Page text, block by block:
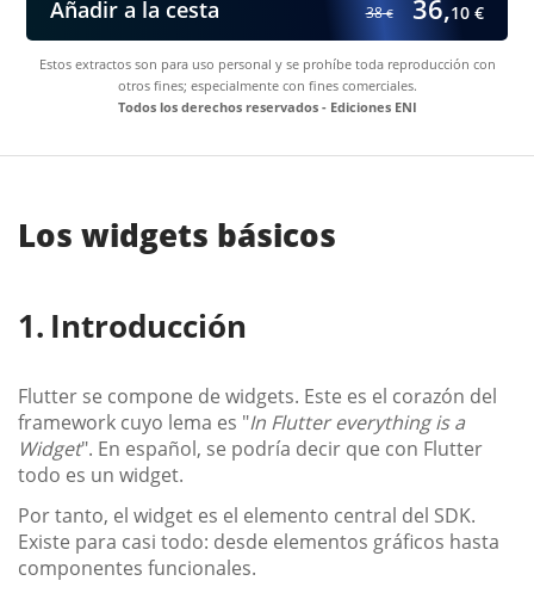
Añadir a la cesta 38€ 36,10 €
Estos extractos son para uso personal y se prohíbe toda reproducción con
otros fines; especialmente con fines comerciales.
Todos los derechos reservados - Ediciones ENI
Los widgets básicos
Introducción
Flutter se compone de widgets. Este es el corazón del
framework cuyo lema es "In Flutter everything is a
Widget". En español, se podría decir que con Flutter
todo es un widget.
Por tanto, el widget es el elemento central del SDK.
Existe para casi todo: desde elementos gráficos hasta
componentes funcionales.